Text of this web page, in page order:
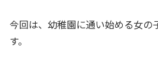
今回は、幼稚園に通い始める女の
す。